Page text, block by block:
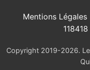
Mentions Légales
118418
Copyright 2019-2026.